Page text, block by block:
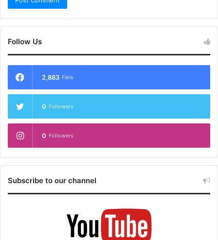
Follow Us
2,883 Fans
0 Followers
0 Followers
Subscribe to our channel